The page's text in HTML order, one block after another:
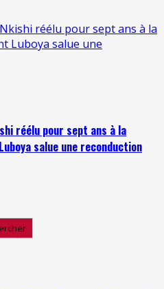
réélu pour sept ans à la
Luboya salue une
réélu pour sept ans à la
salue une reconduction